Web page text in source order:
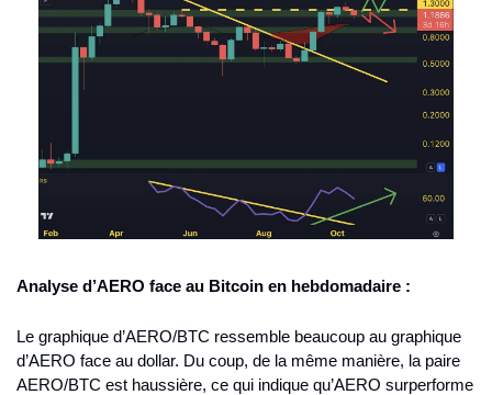
Analyse d’AERO face au Bitcoin en hebdomadaire :
Le graphique d’AERO/BTC ressemble beaucoup au graphique
d’AERO face au dollar. Du coup, de la même manière, la paire
AERO/BTC est haussière, ce qui indique qu’AERO surperforme